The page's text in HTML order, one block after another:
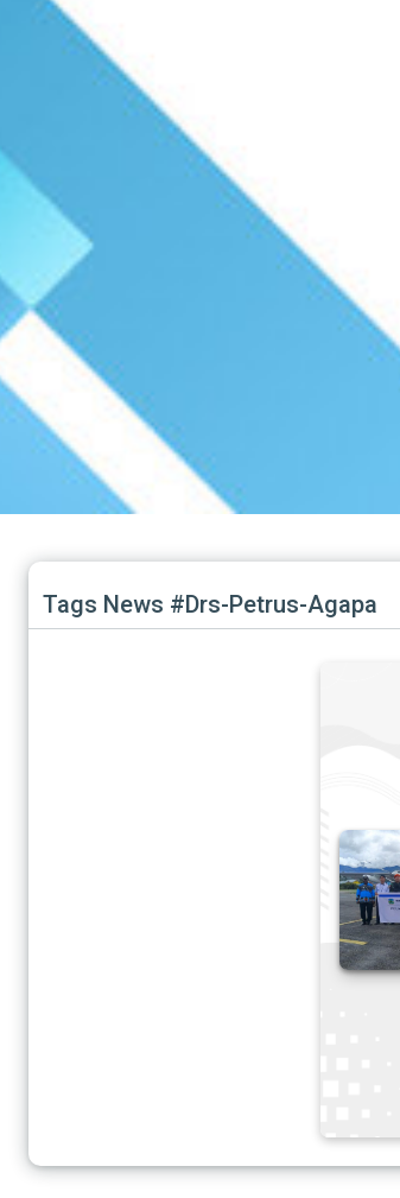
Tags News #Drs-Petrus-Agapa